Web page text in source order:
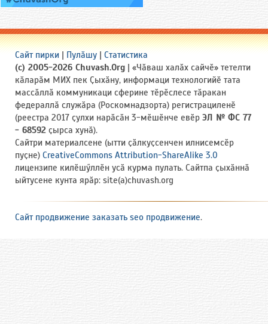
Сайт пирки Пулӑшу
Статистика
(c) 2005-2026 Chuvash.Org | «Чӑваш халӑх сайчӗ» тетелти
кӑларӑм МИХ пек Ҫыхӑну, информаци технологийӗ тата
массӑллӑ коммуникаци сферине тӗрӗслесе тӑракан
федераллӑ служӑра (Роскомнадзорта) регистрациленӗ
(реестра 2017 ҫулхи нарӑсӑн 3-мӗшӗнче евӗр ЭЛ № ФС 77
- 68592 ҫырса хунӑ).
Сайтри материалсене (ытти ҫӑлкуҫсенчен илнисемсӗр
пуҫне) CreativeCommons Attribution-ShareAlike 3.0
лицензипе килӗшӳллӗн усӑ курма пулать. Сайтпа ҫыхӑннӑ
ыйтусене кунта ярӑр: site(a)chuvash.org
Сайт продвижение заказать seo продвижение.